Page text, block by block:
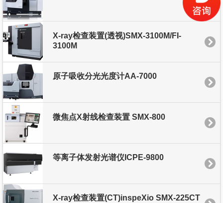
X-ray检查装置(透视)SMX-3100M/FI-
3100M
原子吸收分光光度计AA-7000
微焦点X射线检查装置 SMX-800
等离子体发射光谱仪ICPE-9800
X-ray检查装置(CT)inspeXio SMX-225CT